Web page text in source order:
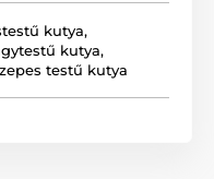
irányításhoz
kutya,
kutya,
testű kutya